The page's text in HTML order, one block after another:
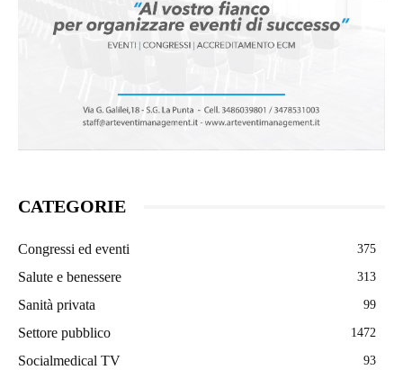
CATEGORIE
Congressi ed eventi 375
Salute e benessere 313
Sanità privata 99
Settore pubblico 1472
Socialmedical TV 93